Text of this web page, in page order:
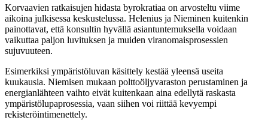
Korvaavien ratkaisujen hidasta byrokratiaa on arvosteltu viime
aikoina julkisessa keskustelussa. Helenius ja Nieminen kuitenkin
painottavat, että konsultin hyvällä asiantuntemuksella voidaan
vaikuttaa paljon luvituksen ja muiden viranomaisprosessien
sujuvuuteen.
Esimerkiksi ympäristöluvan käsittely kestää yleensä useita
kuukausia. Niemisen mukaan polttoöljyvaraston perustaminen ja
energianlähteen vaihto eivät kuitenkaan aina edellytä raskasta
ympäristölupaprosessia, vaan siihen voi riittää kevyempi
rekisteröintimenettely.